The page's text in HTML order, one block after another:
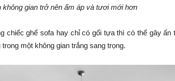
gian trở nên ấm áp và tươi mới hơn
chiếc ghế sofa hay chỉ có gối tựa thì có thể gây
một không gian trắng sang trọng.